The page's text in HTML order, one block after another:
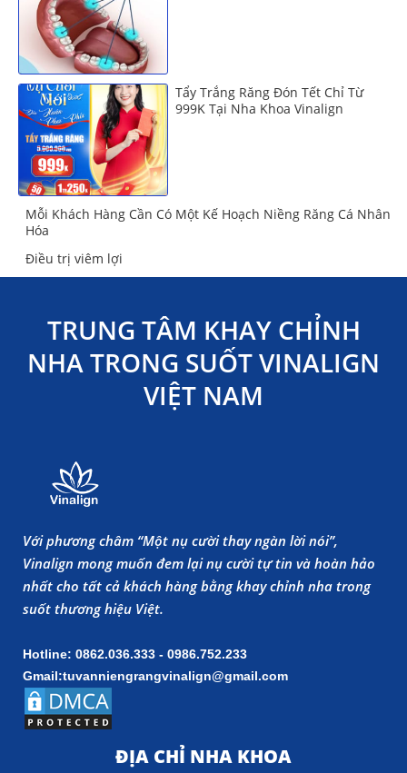
Tẩy Trắng Răng Đón Tết Chỉ Từ
999K Tại Nha Khoa Vinalign
Mỗi Khách Hàng Cần Có Một Kế Hoạch Niềng Răng Cá Nhân
Hóa
Điều trị viêm lợi
TRUNG TÂM KHAY CHỈNH
NHA TRONG SUỐT VINALIGN
VIỆT NAM
Với phương châm “Một nụ cười thay ngàn lời nói”,
Vinalign mong muốn đem lại nụ cười tự tin và hoàn hảo
nhất cho tất cả khách hàng bằng khay chỉnh nha trong
suốt thương hiệu Việt.
Hotline: 0862.036.333 - 0986.752.233
Gmail:tuvanniengrangvinalign@gmail.com
ĐỊA CHỈ NHA KHOA